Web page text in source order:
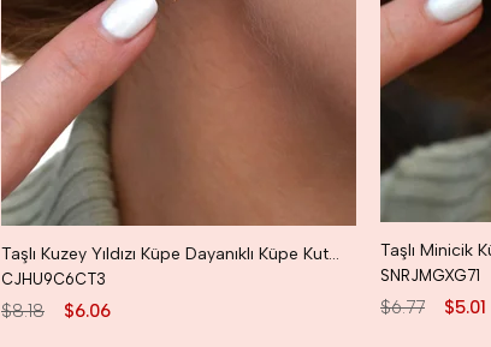
Taşlı Kuzey Yıldızı Küpe Dayanıklı Küpe Kutup Yıldızı Küpe
CJHU9C6CT3
$6.06
$8.18
SNRJMGXG71
$5.01
$6.77